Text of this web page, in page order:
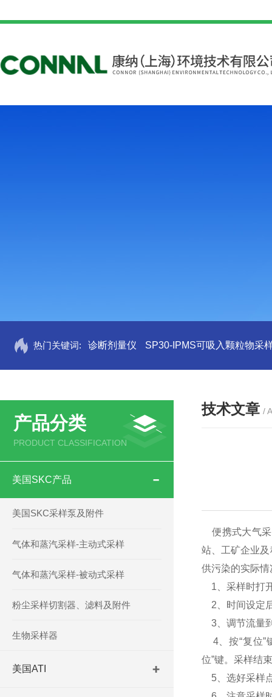
热门关键词: 诊断剂量仪 SP30-IPMS可吸入颗粒物采
产品分类
PRODUCT CLASSIFICATION
美国SKC产品
美国SKC采样泵及附件
气体和蒸汽采样-主动式采样
气体和蒸汽采样-被动式采样
粉尘采样切割器、滤料及附件
生物采样器
美国ATI
技术文章 /
便携式大气采
站、工矿企业
供污染的实际
1、采样时打
2、时间设定
3、调节流量
4、按“复位”
位”键。采样结
5、选好采样